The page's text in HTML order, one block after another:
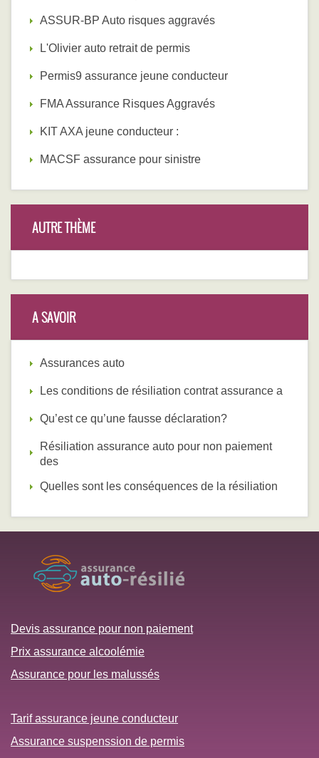
ASSUR-BP Auto risques aggravés
L'Olivier auto retrait de permis
Permis9 assurance jeune conducteur
FMA Assurance Risques Aggravés
KIT AXA jeune conducteur :
MACSF assurance pour sinistre
AUTRE THÈME
A SAVOIR
Assurances auto
Les conditions de résiliation contrat assurance a
Qu’est ce qu’une fausse déclaration?
Résiliation assurance auto pour non paiement
des
Quelles sont les conséquences de la résiliation
Devis assurance pour non paiement
Prix assurance alcoolémie
Assurance pour les malussés
Tarif assurance jeune conducteur
Assurance suspenssion de permis